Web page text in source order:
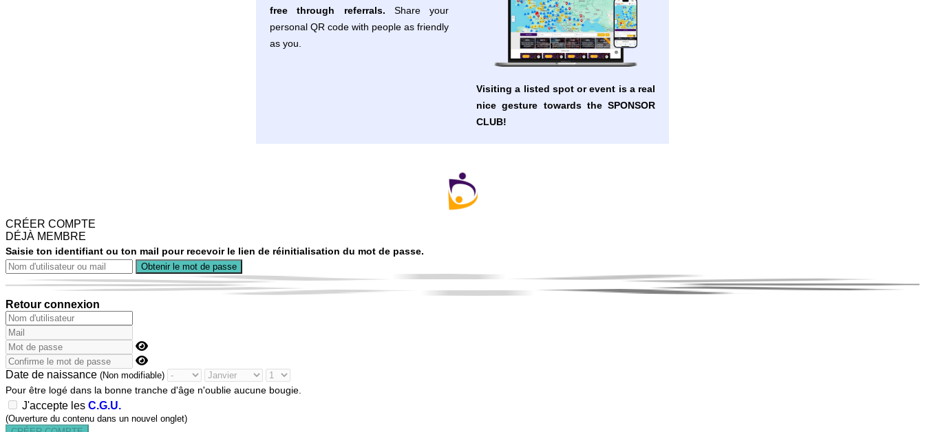
free through referrals. Share your
personal QR code with people as friendly
as you.
Visiting a listed spot or event is a real
nice gesture towards the SPONSOR
CLUB!
CRÉER COMPTE
DÉJÀ MEMBRE
Saisie ton identifiant ou ton mail pour recevoir le lien de réinitialisation du mot de passe.
Retour connexion
Date de naissance (Non modifiable)
Pour être logé dans la bonne tranche d'âge n'oublie aucune bougie.
J'accepte les C.G.U.
(Ouverture du contenu dans un nouvel onglet)